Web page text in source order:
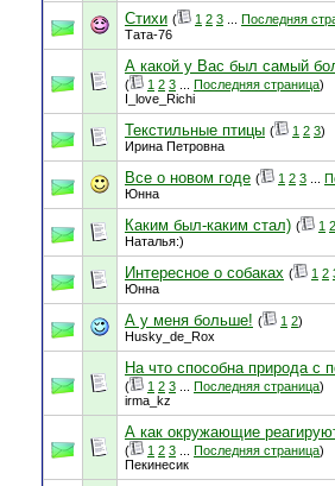
Стихи ( 1 2 3 Последняя
Тата-76
А какой у Вас был самый
( 1 2 3 Последняя страница)
I_love_Richi
Текстильные птицы ( 1 2 3)
Ирина Петровна
Все о новом годе ( 1 2 3
Юнна
Каким был-каким стал) ( 1 2
Наталья:)
Интересное о собаках ( 1 2
Юнна
А у меня больше! ( 1 2)
Husky_de_Rox
На что способна природа
( 1 2 3 Последняя страница)
irma_kz
А как окружающие
( 1 2 3 Последняя страница)
Пекинесик